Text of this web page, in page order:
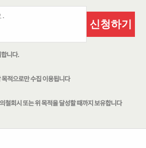
신청하기
니다.
목적으로만 수집 이용됩니다
철회시 또는 위 목적을 달성할 때까지 보유합니다